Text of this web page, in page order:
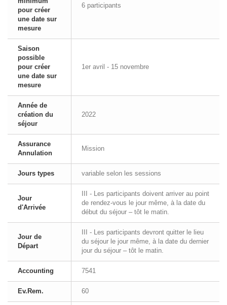
pour créer
une date sur
mesure
6 participants
Saison
possible
pour créer
une date sur
mesure
1er avril - 15 novembre
Année de
création du
séjour
2022
Assurance
Annulation
Mission
Jours types variable selon les sessions
Jour
d'Arrivée
III - Les participants doivent arriver au point
de rendez-vous le jour même, à la date du
début du séjour – tôt le matin.
Jour de
Départ
III - Les participants devront quitter le lieu
du séjour le jour même, à la date du dernier
jour du séjour – tôt le matin.
Accounting 7541
Ev.Rem. 60